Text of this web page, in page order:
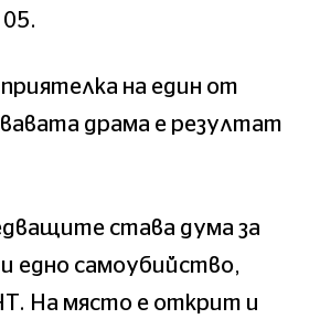
на един от
драма е резултат
става дума за
едно самоубийство,
На място е открит и